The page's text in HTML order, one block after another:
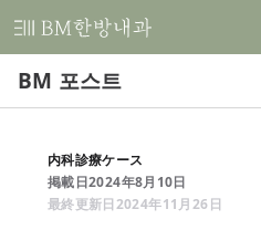
비
한
과
한
BM 포스트
인기 주제
HFダイエット (健自夢の
内科診療ケース
掲載日2024年8月 10日
最終更新日2024年11 月26 日